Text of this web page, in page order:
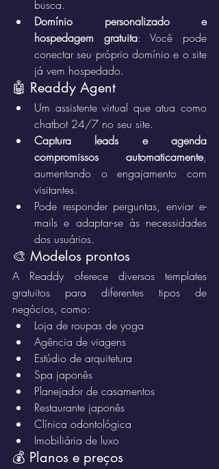
busca.
Domínio personalizado e
hospedagem gratuita: Você pode
conectar seu próprio domínio e o site
já vem hospedado.
🤖 Readdy Agent
Um assistente virtual que atua como
chatbot 24/7 no seu site.
Captura leads e agenda
compromissos automaticamente,
aumentando o engajamento com
visitantes.
Pode responder perguntas, enviar e-
mails e adaptar-se às necessidades
dos usuários.
🎨 Modelos prontos
A Readdy oferece diversos templates
gratuitos para diferentes tipos de
negócios, como:
Loja de roupas de yoga
Agência de viagens
Estúdio de arquitetura
Spa japonês
Planejador de casamentos
Restaurante japonês
Clínica odontológica
Imobiliária de luxo
💰 Planos e preços